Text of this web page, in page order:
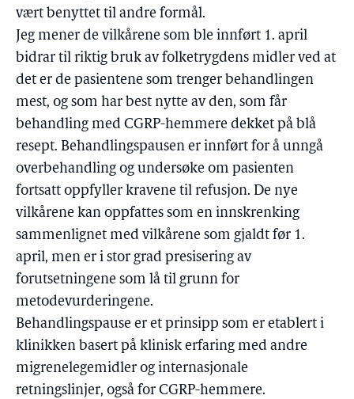
vært benyttet til andre formål.
Jeg mener de vilkårene som ble innført 1. april
bidrar til riktig bruk av folketrygdens midler ved at
det er de pasientene som trenger behandlingen
mest, og som har best nytte av den, som får
behandling med CGRP-hemmere dekket på blå
resept. Behandlingspausen er innført for å unngå
overbehandling og undersøke om pasienten
fortsatt oppfyller kravene til refusjon. De nye
vilkårene kan oppfattes som en innskrenking
sammenlignet med vilkårene som gjaldt før 1.
april, men er i stor grad presisering av
forutsetningene som lå til grunn for
metodevurderingene.
Behandlingspause er et prinsipp som er etablert i
klinikken basert på klinisk erfaring med andre
migrenelegemidler og internasjonale
retningslinjer, også for CGRP-hemmere.